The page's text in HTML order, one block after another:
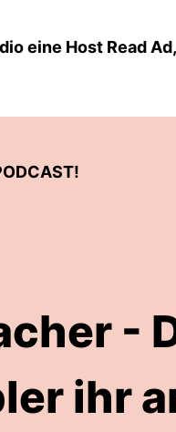
eine Host Read
-
ihr